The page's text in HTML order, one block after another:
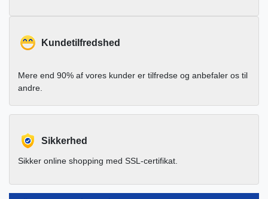
Kundetilfredshed
Mere end 90% af vores kunder er tilfredse og anbefaler os til
andre.
Sikkerhed
Sikker online shopping med SSL-certifikat.